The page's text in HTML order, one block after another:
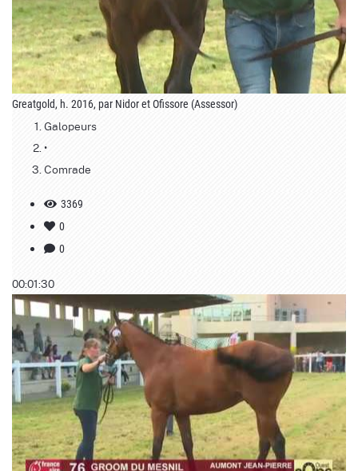
Greatgold, h. 2016, par Nidor et Ofissore (Assessor)
Galopeurs
•
Comrade
3369
0
0
00:01:30